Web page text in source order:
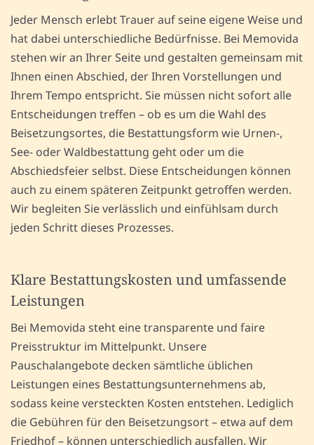
Jeder Mensch erlebt Trauer auf seine eigene Weise und
hat dabei unterschiedliche Bedürfnisse. Bei Memovida
stehen wir an Ihrer Seite und gestalten gemeinsam mit
Ihnen einen Abschied, der Ihren Vorstellungen und
Ihrem Tempo entspricht. Sie müssen nicht sofort alle
Entscheidungen treffen – ob es um die Wahl des
Beisetzungsortes, die Bestattungsform wie Urnen-,
See- oder Waldbestattung geht oder um die
Abschiedsfeier selbst. Diese Entscheidungen können
auch zu einem späteren Zeitpunkt getroffen werden.
Wir begleiten Sie verlässlich und einfühlsam durch
jeden Schritt dieses Prozesses.
Klare Bestattungskosten und umfassende
Leistungen
Bei Memovida steht eine transparente und faire
Preisstruktur im Mittelpunkt. Unsere
Pauschalangebote decken sämtliche üblichen
Leistungen eines Bestattungsunternehmens ab,
sodass keine versteckten Kosten entstehen. Lediglich
die Gebühren für den Beisetzungsort – etwa auf dem
Friedhof – können unterschiedlich ausfallen. Wir